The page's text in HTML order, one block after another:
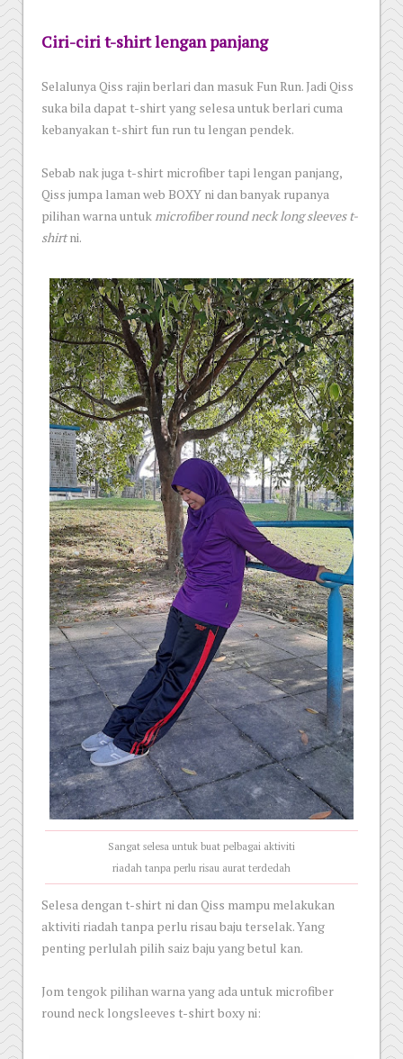
Ciri-ciri t-shirt lengan panjang
Selalunya Qiss rajin berlari dan masuk Fun Run. Jadi Qiss
suka bila dapat t-shirt yang selesa untuk berlari cuma
kebanyakan t-shirt fun run tu lengan pendek.
Sebab nak juga t-shirt microfiber tapi lengan panjang,
Qiss jumpa laman web BOXY ni dan banyak rupanya
pilihan warna untukmicrofiber round neck long sleeves t-
shirtni.
Sangat selesa untuk buat pelbagai aktiviti
riadah tanpa perlu risau aurat terdedah
Selesa dengan t-shirt ni dan Qiss mampu melakukan
aktiviti riadah tanpa perlu risau baju terselak. Yang
penting perlulah pilih saiz baju yang betul kan.
Jom tengok pilihan warna yang ada untuk microfiber
round neck longsleeves t-shirt boxy ni: